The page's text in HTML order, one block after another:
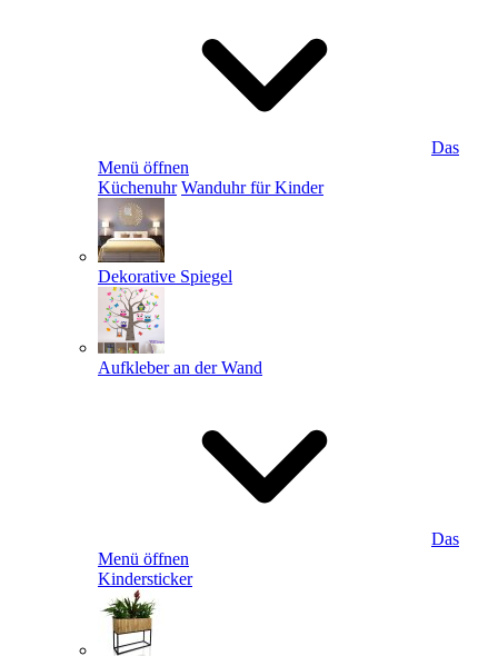
Das
Menü öffnen
Küchenuhr Wanduhr für Kinder
Dekorative Spiegel
Aufkleber an der Wand
Das
Menü öffnen
Kindersticker